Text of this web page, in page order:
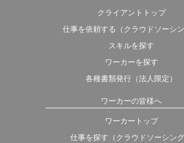
クライアントトップ
仕事を依頼する（クラウドソーシン
スキルを探す
ワーカーを探す
各種書類発行（法人限定）
ワーカーの皆様へ
ワーカートップ
仕事を探す（クラウドソーシング